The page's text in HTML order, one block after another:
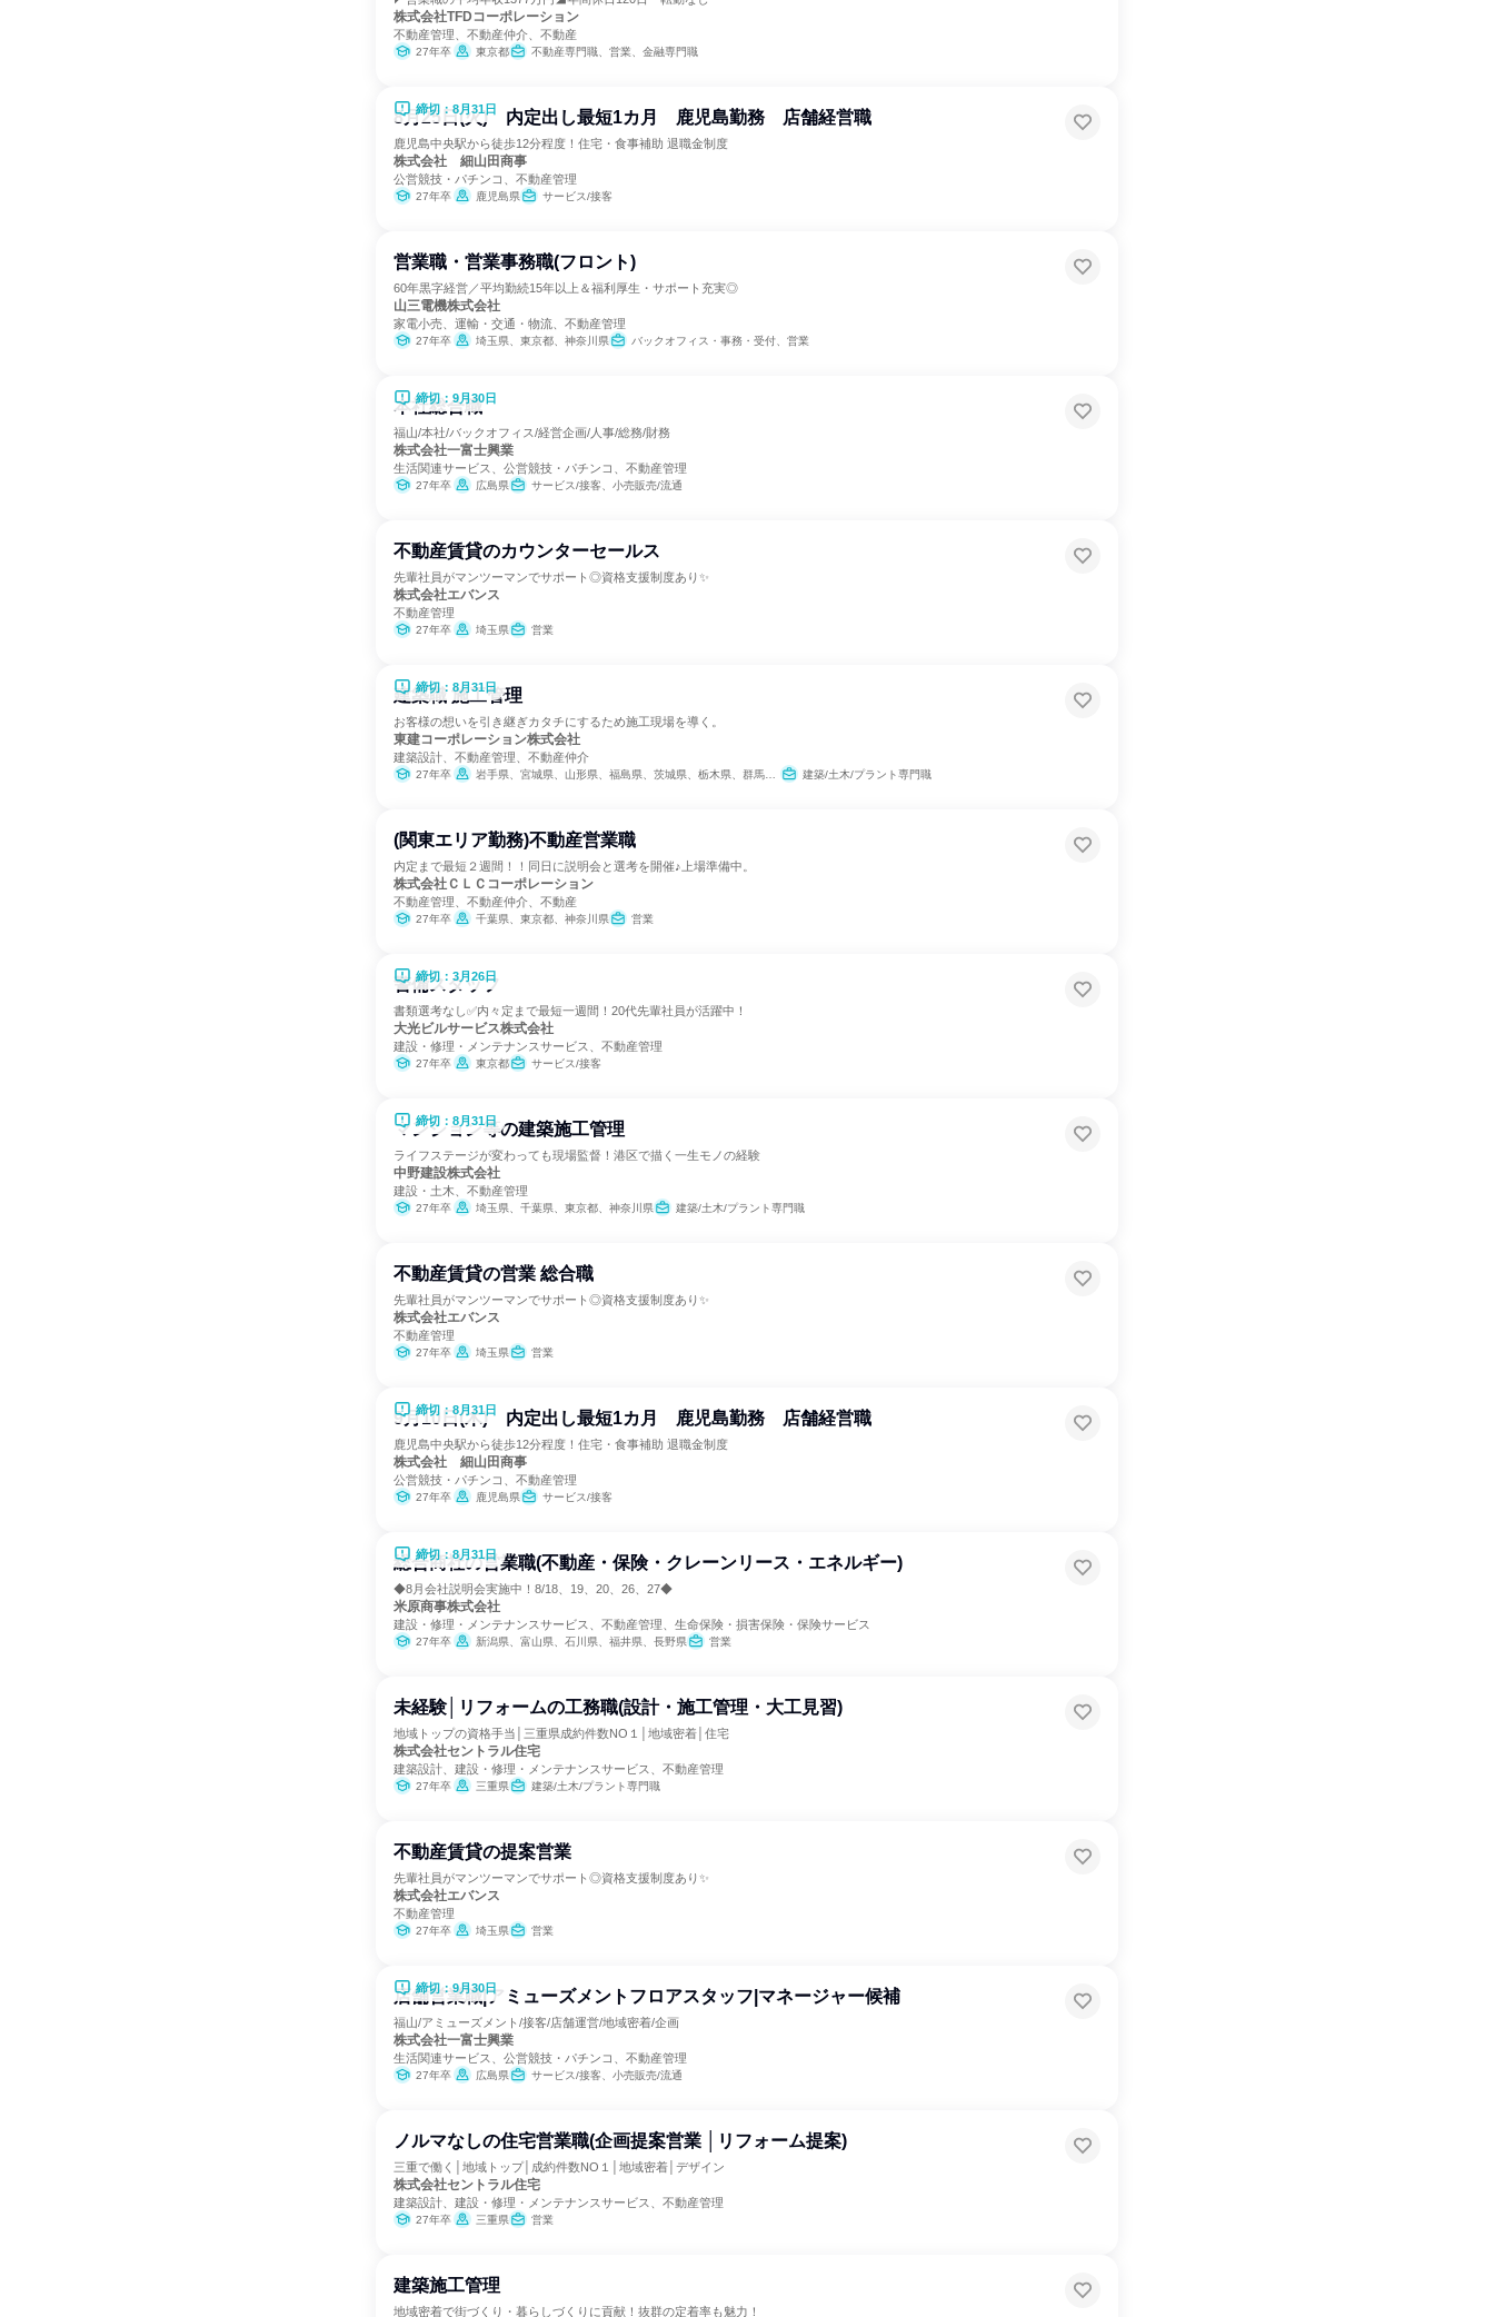
株式会社TFDコーポレーション
不動産管理、不動産仲介、不動産
27年卒 東京都 不動産専門職、営業、金融専門職
締切：8月31日
8月25日(火) 内定出し最短1カ月 鹿児島勤務 店舗経営職
鹿児島中央駅から徒歩12分程度！住宅・食事補助 退職金制度
株式会社 細山田商事
公営競技・パチンコ、不動産管理
27年卒 鹿児島県 サービス/接客
営業職・営業事務職(フロント)
60年黒字経営／平均勤続15年以上＆福利厚生・サポート充実◎
山三電機株式会社
家電小売、運輸・交通・物流、不動産管理
27年卒 埼玉県、東京都、神奈川県 バックオフィス・事務・受付、営業
締切：9月30日
本社総合職
福山/本社/バックオフィス/経営企画/人事/総務/財務
株式会社一富士興業
生活関連サービス、公営競技・パチンコ、不動産管理
27年卒 広島県 サービス/接客、小売販売/流通
不動産賃貸のカウンターセールス
先輩社員がマンツーマンでサポート◎資格支援制度あり✨
株式会社エバンス
不動産管理
27年卒 埼玉県 営業
締切：8月31日
建築職 施工管理
お客様の想いを引き継ぎカタチにするため施工現場を導く。
東建コーポレーション株式会社
建築設計、不動産管理、不動産仲介
27年卒 岩手県、宮城県、山形県、福島県、茨城県、栃木県、群馬県、埼玉県、千葉県、東京都、神奈川県、新潟県、富山県、石川県、福井県、長野県、岐阜県、静岡県、愛知県、三重県、滋賀県、京都府、大阪府、兵庫県、奈良県、鳥取県、島根県、岡山県、広島県、山口県、愛媛県、高知県、福岡県、長崎県、熊本県、大分県、宮崎県、鹿児島県、沖縄県 建築/土木/プラント専門職
(関東エリア勤務)不動産営業職
内定まで最短２週間！！同日に説明会と選考を開催♪上場準備中。
株式会社ＣＬＣコーポレーション
不動産管理、不動産仲介、不動産
27年卒 千葉県、東京都、神奈川県 営業
締切：3月26日
警備スタッフ
書類選考なし✅内々定まで最短一週間！20代先輩社員が活躍中！
大光ビルサービス株式会社
建設・修理・メンテナンスサービス、不動産管理
27年卒 東京都 サービス/接客
締切：8月31日
マンション等の建築施工管理
ライフステージが変わっても現場監督！港区で描く一生モノの経験
中野建設株式会社
建設・土木、不動産管理
27年卒 埼玉県、千葉県、東京都、神奈川県 建築/土木/プラント専門職
不動産賃貸の営業 総合職
先輩社員がマンツーマンでサポート◎資格支援制度あり✨
株式会社エバンス
不動産管理
27年卒 埼玉県 営業
締切：8月31日
9月10日(木) 内定出し最短1カ月 鹿児島勤務 店舗経営職
鹿児島中央駅から徒歩12分程度！住宅・食事補助 退職金制度
株式会社 細山田商事
公営競技・パチンコ、不動産管理
27年卒 鹿児島県 サービス/接客
締切：8月31日
総合商社の営業職(不動産・保険・クレーンリース・エネルギー)
◆8月会社説明会実施中！8/18、19、20、26、27◆
米原商事株式会社
建設・修理・メンテナンスサービス、不動産管理、生命保険・損害保険・保険サービス
27年卒 新潟県、富山県、石川県、福井県、長野県 営業
未経験│リフォームの工務職(設計・施工管理・大工見習)
地域トップの資格手当│三重県成約件数NO１│地域密着│住宅
株式会社セントラル住宅
建築設計、建設・修理・メンテナンスサービス、不動産管理
27年卒 三重県 建築/土木/プラント専門職
不動産賃貸の提案営業
先輩社員がマンツーマンでサポート◎資格支援制度あり✨
株式会社エバンス
不動産管理
27年卒 埼玉県 営業
締切：9月30日
店舗営業職|アミューズメントフロアスタッフ|マネージャー候補
福山/アミューズメント/接客/店舗運営/地域密着/企画
株式会社一富士興業
生活関連サービス、公営競技・パチンコ、不動産管理
27年卒 広島県 サービス/接客、小売販売/流通
ノルマなしの住宅営業職(企画提案営業 │リフォーム提案)
三重で働く│地域トップ│成約件数NO１│地域密着│デザイン
株式会社セントラル住宅
建築設計、建設・修理・メンテナンスサービス、不動産管理
27年卒 三重県 営業
建築施工管理
地域密着で街づくり・暮らしづくりに貢献！抜群の定着率も魅力！